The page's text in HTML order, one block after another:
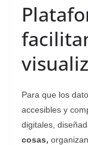
Para que los
accesibles y
digitales,
cosas,